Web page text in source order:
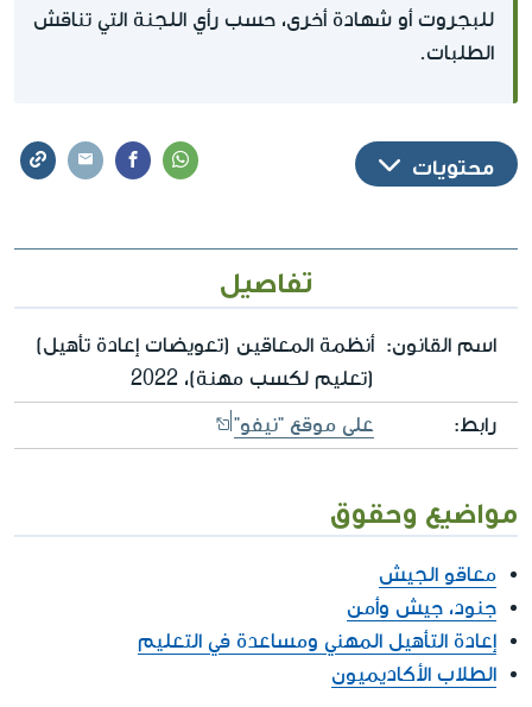
للبجروت أو شهادة أخرى، حسب رأي اللجنة التي تناقش
الطلبات.
محتويات
تفاصيل
اسم القانون: أنظمة المعاقين (تعويضات إعادة تأهيل)
(تعليم لكسب مهنة)، 2022
رابط: على موقع "نيفو"
مواضيع وحقوق
معاقو الجيش
جنود، جيش وأمن
إعادة التأهيل المهني ومساعدة في التعليم
الطلاب الأكاديميون